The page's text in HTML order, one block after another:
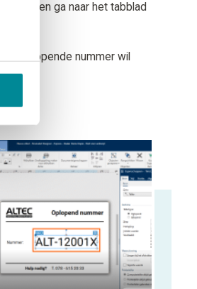
en ga naar het tabblad
oplopende nummer wil